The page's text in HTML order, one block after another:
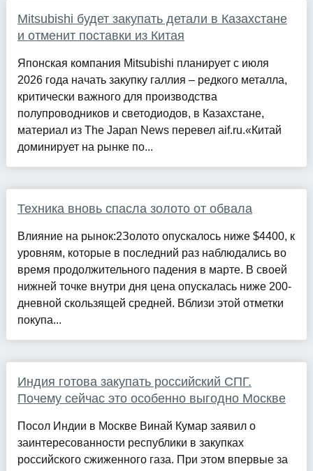
Mitsubishi будет закупать детали в Казахстане
и отменит поставки из Китая
Японская компания Mitsubishi планирует с июля
2026 года начать закупку галлия – редкого металла,
критически важного для производства
полупроводников и светодиодов, в Казахстане,
материал из The Japan News перевел aif.ru.«Китай
доминирует на рынке по...
Техника вновь спасла золото от обвала
Влияние на рынок:2Золото опускалось ниже $4400, к
уровням, которые в последний раз наблюдались во
время продолжительного падения в марте. В своей
нижней точке внутри дня цена опускалась ниже 200-
дневной скользящей средней. Вблизи этой отметки
покупа...
Индия готова закупать российский СПГ.
Почему сейчас это особенно выгодно Москве
Посол Индии в Москве Винай Кумар заявил о
заинтересованности республики в закупках
российского сжиженного газа. При этом впервые за